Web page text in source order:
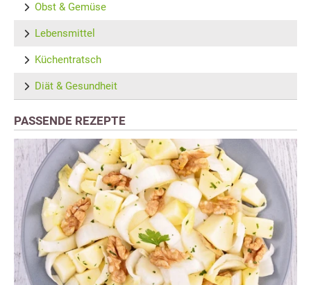
Obst & Gemüse
Lebensmittel
Küchentratsch
Diät & Gesundheit
PASSENDE REZEPTE